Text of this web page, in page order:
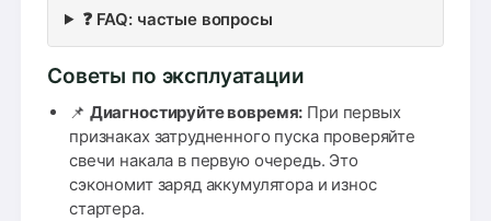
❓ FAQ: частые вопросы
Советы по эксплуатации
📌 Диагностируйте вовремя: При первых
признаках затрудненного пуска проверяйте
свечи накала в первую очередь. Это
сэкономит заряд аккумулятора и износ
стартера.